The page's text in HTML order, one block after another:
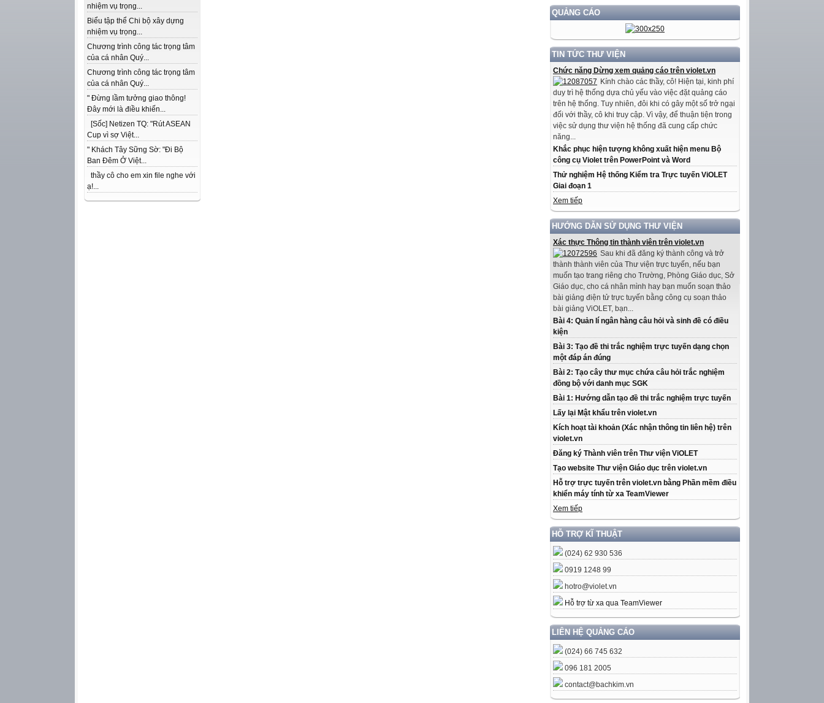
nhiệm vụ trọng...
Biểu tập thể Chi bộ xây dựng
nhiệm vụ trọng...
Chương trình công tác trọng tâm
của cá nhân Quý...
Chương trình công tác trọng tâm
của cá nhân Quý...
" Đừng lầm tưởng giao thông!
Đây mới là điều khiến...
[Sốc] Netizen TQ: "Rút ASEAN
Cup vì sợ Việt...
" Khách Tây Sững Sờ: "Đi Bộ
Ban Đêm Ở Việt...
thầy cô cho em xin file nghe với
ạ!...
QUẢNG CÁO
TIN TỨC THƯ VIỆN
Chức năng Dừng xem quảng cáo trên violet.vn
Kính chào các thầy, cô! Hiện tại, kinh phí
duy trì hệ thống dựa chủ yếu vào việc đặt quảng cáo
trên hệ thống. Tuy nhiên, đôi khi có gây một số trở ngại
đối với thầy, cô khi truy cập. Vì vậy, để thuận tiện trong
việc sử dụng thư viện hệ thống đã cung cấp chức
năng...
Khắc phục hiện tượng không xuất hiện menu Bộ
công cụ Violet trên PowerPoint và Word
Thử nghiệm Hệ thống Kiểm tra Trực tuyến ViOLET
Giai đoạn 1
Xem tiếp
HƯỚNG DẪN SỬ DỤNG THƯ VIỆN
Xác thực Thông tin thành viên trên violet.vn
Sau khi đã đăng ký thành công và trở
thành thành viên của Thư viện trực tuyến, nếu bạn
muốn tạo trang riêng cho Trường, Phòng Giáo dục, Sở
Giáo dục, cho cá nhân mình hay bạn muốn soạn thảo
bài giảng điện tử trực tuyến bằng công cụ soạn thảo
bài giảng ViOLET, bạn...
Bài 4: Quản lí ngân hàng câu hỏi và sinh đề có điều
kiện
Bài 3: Tạo đề thi trắc nghiệm trực tuyến dạng chọn
một đáp án đúng
Bài 2: Tạo cây thư mục chứa câu hỏi trắc nghiệm
đồng bộ với danh mục SGK
Bài 1: Hướng dẫn tạo đề thi trắc nghiệm trực tuyến
Lấy lại Mật khẩu trên violet.vn
Kích hoạt tài khoản (Xác nhận thông tin liên hệ) trên
violet.vn
Đăng ký Thành viên trên Thư viện ViOLET
Tạo website Thư viện Giáo dục trên violet.vn
Hỗ trợ trực tuyến trên violet.vn bằng Phần mềm điều
khiển máy tính từ xa TeamViewer
Xem tiếp
HỖ TRỢ KĨ THUẬT
(024) 62 930 536
0919 1248 99
hotro@violet.vn
Hỗ trợ từ xa qua TeamViewer
LIÊN HỆ QUẢNG CÁO
(024) 66 745 632
096 181 2005
contact@bachkim.vn